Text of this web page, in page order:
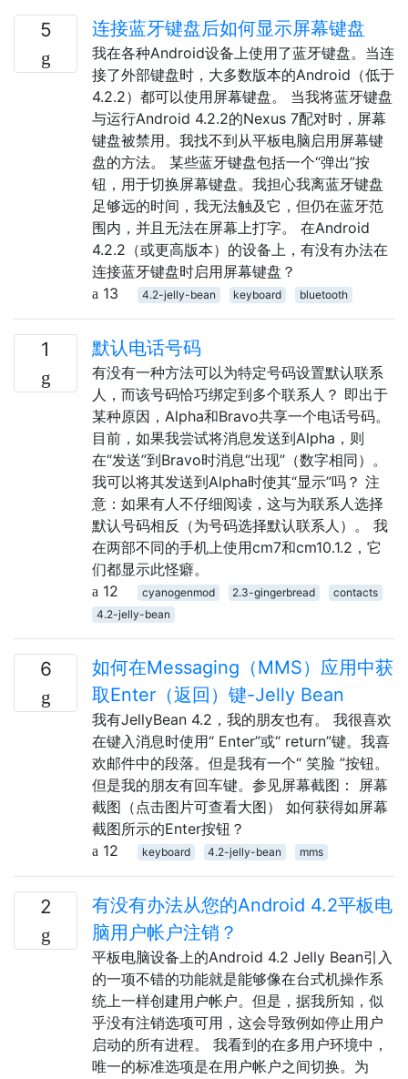
5 连接蓝牙键盘后如何显示屏幕键盘
我在各种Android设备上使用了蓝牙键盘。当连
接了外部键盘时，大多数版本的Android（低于
4.2.2）都可以使用屏幕键盘。 当我将蓝牙键盘
与运行Android 4.2.2的Nexus 7配对时，屏幕
键盘被禁用。我找不到从平板电脑启用屏幕键
盘的方法。 某些蓝牙键盘包括一个“弹出”按
钮，用于切换屏幕键盘。我担心我离蓝牙键盘
足够远的时间，我无法触及它，但仍在蓝牙范
围内，并且无法在屏幕上打字。 在Android
4.2.2（或更高版本）的设备上，有没有办法在
连接蓝牙键盘时启用屏幕键盘？
13
4.2-jelly-bean keyboard bluetooth
1 默认电话号码
有没有一种方法可以为特定号码设置默认联系
人，而该号码恰巧绑定到多个联系人？ 即出于
某种原因，Alpha和Bravo共享一个电话号码。
目前，如果我尝试将消息发送到Alpha，则
在“发送”到Bravo时消息“出现”（数字相同）。
我可以将其发送到Alpha时使其“显示”吗？ 注
意：如果有人不仔细阅读，这与为联系人选择
默认号码相反（为号码选择默认联系人）。 我
在两部不同的手机上使用cm7和cm10.1.2，它
们都显示此怪癖。
12
cyanogenmod 2.3-gingerbread
contacts
4.2-jelly-bean
6
如何在Messaging（MMS）应用中获
取Enter（返回）键-Jelly Bean
我有JellyBean 4.2，我的朋友也有。 我很喜欢
在键入消息时使用“ Enter”或“ return”键。我喜
欢邮件中的段落。但是我有一个“ 笑脸 ”按钮。
但是我的朋友有回车键。参见屏幕截图： 屏幕
截图（点击图片可查看大图） 如何获得如屏幕
截图所示的Enter按钮？
12
keyboard 4.2-jelly-bean mms
2
有没有办法从您的Android 4.2平板电
脑用户帐户注销？
平板电脑设备上的Android 4.2 Jelly Bean引入
的一项不错的功能就是能够像在台式机操作系
统上一样创建用户帐户。但是，据我所知，似
乎没有注销选项可用，这会导致例如停止用户
启动的所有进程。 我看到的在多用户环境中，
唯一的标准选项是在用户帐户之间切换。为